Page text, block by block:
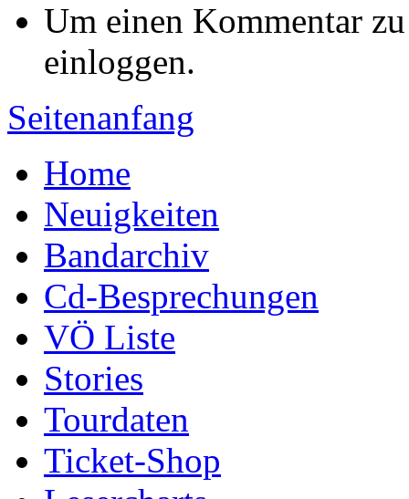
Um einen Kommentar
einloggen.
Seitenanfang
Home
Neuigkeiten
Bandarchiv
Cd-Besprechungen
VÖ Liste
Stories
Tourdaten
Ticket-Shop